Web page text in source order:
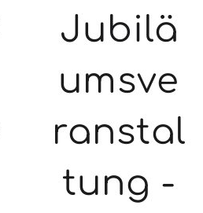
Jubilä
umsve
ranstal
tung -